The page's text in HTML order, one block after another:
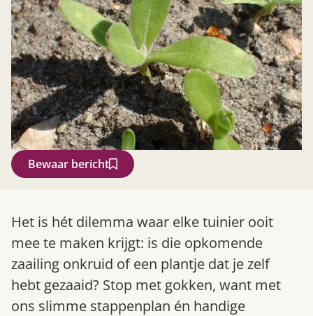
Bewaar bericht
Het is hét dilemma waar elke tuinier ooit
mee te maken krijgt: is die opkomende
zaailing onkruid of een plantje dat je zelf
hebt gezaaid? Stop met gokken, want met
ons slimme stappenplan én handige